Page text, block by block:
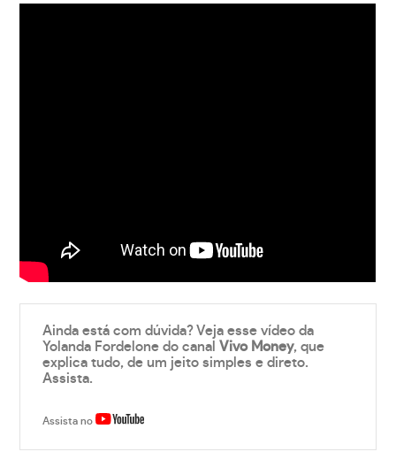
Ainda está com dúvida? Veja esse vídeo da
Yolanda Fordelone do canalVivo Money, que
explica tudo, de um jeito simples e direto.
Assista.
Assista no